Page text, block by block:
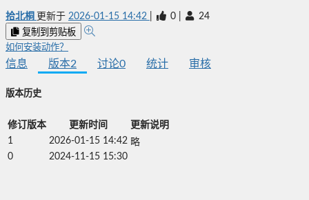
拾北桐 更新于 2026-01-15 14:42 0 24
复制到剪贴板
如何安装动作？
信息 版本2 讨论0 统计 审核
版本历史
修订版本 更新时间
更新说明
1
2026-01-15 14:42 略
0
2024-11-15 15:30